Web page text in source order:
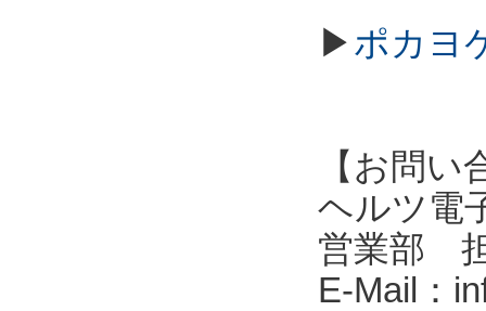
▶ポカヨ
【お問い
ヘルツ電
営業部
E-Mail：